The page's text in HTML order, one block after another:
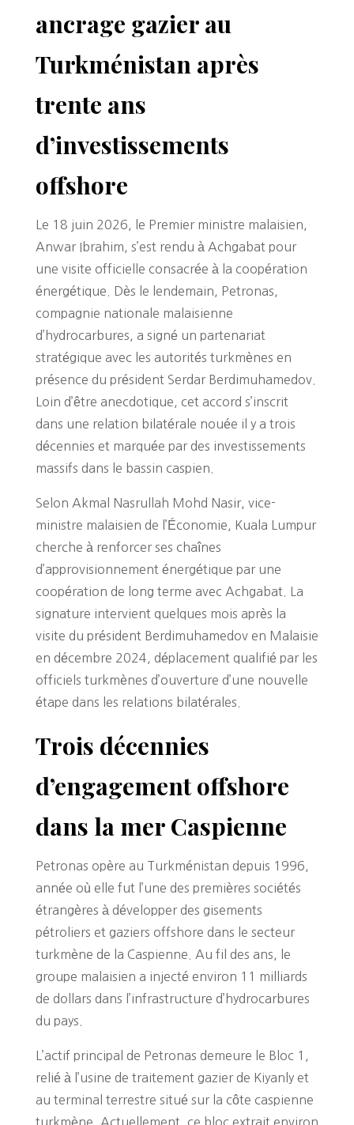
ancrage gazier au
Turkménistan après
trente ans
d’investissements
offshore
Le 18 juin 2026, le Premier ministre malaisien,
Anwar Ibrahim, s’est rendu à Achgabat pour
une visite officielle consacrée à la coopération
énergétique. Dès le lendemain, Petronas,
compagnie nationale malaisienne
d’hydrocarbures, a signé un partenariat
stratégique avec les autorités turkmènes en
présence du président Serdar Berdimuhamedov.
Loin d’être anecdotique, cet accord s’inscrit
dans une relation bilatérale nouée il y a trois
décennies et marquée par des investissements
massifs dans le bassin caspien.
Selon Akmal Nasrullah Mohd Nasir, vice-
ministre malaisien de l’Économie, Kuala Lumpur
cherche à renforcer ses chaînes
d’approvisionnement énergétique par une
coopération de long terme avec Achgabat. La
signature intervient quelques mois après la
visite du président Berdimuhamedov en Malaisie
en décembre 2024, déplacement qualifié par les
officiels turkmènes d’ouverture d’une nouvelle
étape dans les relations bilatérales.
Trois décennies
d’engagement offshore
dans la mer Caspienne
Petronas opère au Turkménistan depuis 1996,
année où elle fut l’une des premières sociétés
étrangères à développer des gisements
pétroliers et gaziers offshore dans le secteur
turkmène de la Caspienne. Au fil des ans, le
groupe malaisien a injecté environ 11 milliards
de dollars dans l’infrastructure d’hydrocarbures
du pays.
L’actif principal de Petronas demeure le Bloc 1,
relié à l’usine de traitement gazier de Kiyanly et
au terminal terrestre situé sur la côte caspienne
turkmène. Actuellement, ce bloc extrait environ